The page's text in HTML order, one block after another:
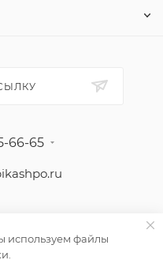
66-65
используем файлы